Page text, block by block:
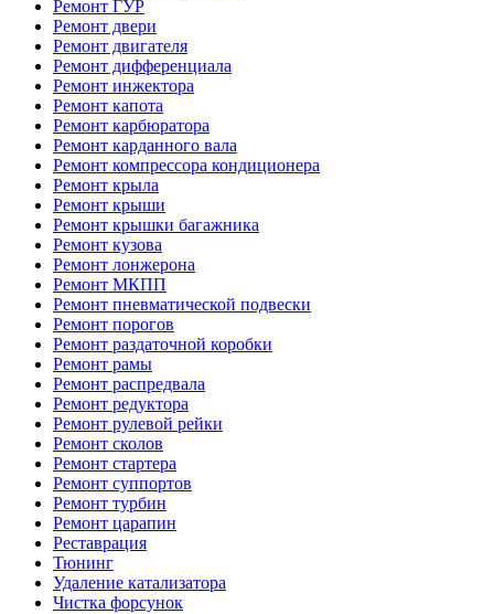
Ремонт ГУР
Ремонт двери
Ремонт двигателя
Ремонт дифференциала
Ремонт инжектора
Ремонт капота
Ремонт карбюратора
Ремонт карданного вала
Ремонт компрессора кондиционера
Ремонт крыла
Ремонт крыши
Ремонт крышки багажника
Ремонт кузова
Ремонт лонжерона
Ремонт МКПП
Ремонт пневматической подвески
Ремонт порогов
Ремонт раздаточной коробки
Ремонт рамы
Ремонт распредвала
Ремонт редуктора
Ремонт рулевой рейки
Ремонт сколов
Ремонт стартера
Ремонт суппортов
Ремонт турбин
Ремонт царапин
Реставрация
Тюнинг
Удаление катализатора
Чистка форсунок